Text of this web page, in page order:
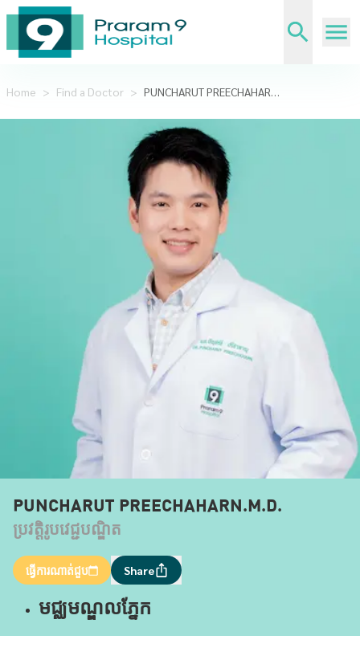
Home > Find a Doctor > PUNCHARUT PREECHAHARN.M.D.
PUNCHARUT PREECHAHARN.M.D.
ប្រវត្តិរូបវេជ្ជបណ្ឌិត
ធ្វើការណាត់ជួប Share
មជ្ឈមណ្ឌលភ្នែក